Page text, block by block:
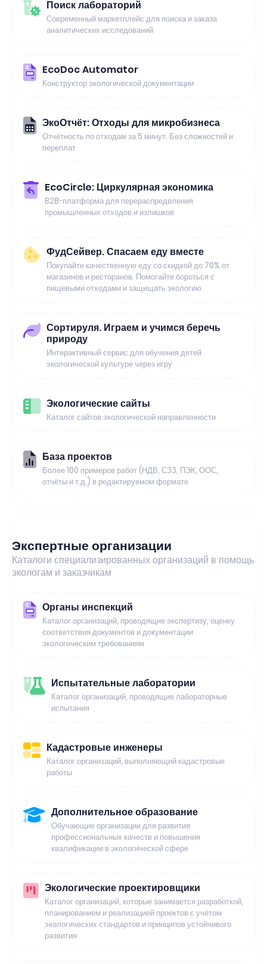
Поиск лабораторий
Современный маркетплейс для поиска и заказа
аналитических исследований
EcoDoc Automator
Конструктор экологической документации
ЭкоОтчёт: Отходы для микробизнеса
Отчётность по отходам за 5 минут. Без сложностей и
переплат
EcoCircle: Циркулярная экономика
B2B-платформа для перераспределения
промышленных отходов и излишков
ФудСейвер. Спасаем еду вместе
Покупайте качественную еду со скидкой до 70% от
магазинов и ресторанов. Помогайте бороться с
пищевыми отходами и защищать экологию
Сортируля. Играем и учимся беречь
природу
Интерактивный сервис для обучения детей
экологической культуре через игру
Экологические сайты
Каталог сайтов экологической направленности
База проектов
Более 100 примеров работ (НДВ, СЗЗ, ПЭК, ООС,
отчёты и т.д.) в редактируемом формате
Экспертные организации
Каталоги специализированных организаций в помощь
экологам и заказчикам
Органы инспекций
Каталог организаций, проводящие экспертизу, оценку
соответствия документов и документации
экологическим требованиям
Испытательные лаборатории
Каталог организаций, проводящие лабораторные
испытания
Кадастровые инженеры
Каталог организаций, выполняющий кадастровые
работы
Дополнительное образование
Обучающие организации для развития
профессиональных качеств и повышения
квалификации в экологической сфере
Экологические проектировщики
Каталог организаций, которые занимается разработкой,
планированием и реализацией проектов с учётом
экологических стандартов и принципов устойчивого
развития